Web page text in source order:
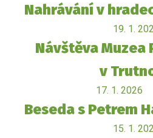
Nahrávání v
19. 1.
Návštěva
v
17. 1. 2026
Beseda s Petrem
15. 1.